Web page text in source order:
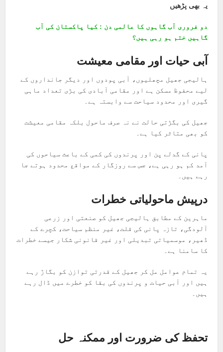
یہ بھی پڑھیں
دو فروری آب گاہوں کا عالمی دن : کیا پاکستان کی آب
گاہیں ختم ہو رہی ہیں؟
آبی حیات اور مقامی معیشت
ہالیجی جھیل مچھلیوں، آبی پودوں اور دیگر جانداروں کے
لیے محفوظ مسکن ہے اور مقامی آبادی کی بڑی تعداد ماہی
گیری اور محدود سیاحت سے وابستہ ہے۔
جھیل کی بگڑتی حالت نے نہ صرف ماحول بلکہ مقامی معیشت
کو بھی متاثر کیا ہے۔
پانی کے گدلے پن اور پرندوں کی کمی کے باعث سیاحوں کی
آمد کم ہو رہی ہے، جس سے روزگار کے مواقع محدود ہوتے جا
رہے ہیں۔
درپیش ماحولیاتی خطرات
ماہرین کے مطابق ہالیجی جھیل کو صنعتی اور زرعی
آلودگی، تازہ پانی کی قلت، غیر منظم سیاحت، کچرے کے
ڈھیر، موسمیاتی تبدیلی اور غیر قانونی شکار جیسے خطرات
کا سامنا ہے۔
یہ تمام عوامل مل کر جھیل کے قدرتی توازن کو بگاڑ رہے
ہیں اور آبی حیات و پرندوں کی بقا کو خطرے میں ڈال رہے
ہیں۔
تحفظ کی ضرورت اور ممکنہ حل